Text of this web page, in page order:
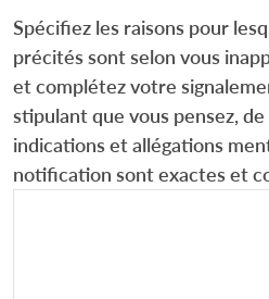
Spécifiez les raisons pour
précités sont selon vous
et complétez votre
stipulant que vous pensez,
indications et allégations
notification sont exactes et